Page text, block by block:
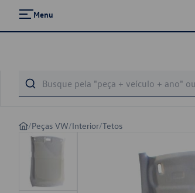
Menu
/Peças VW/Interior/Tetos